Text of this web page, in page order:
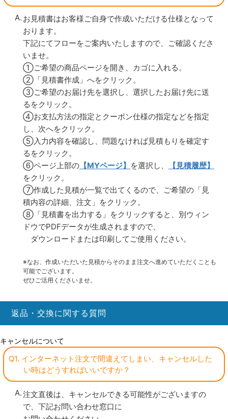
お見積書はお客様ご自身で作成いただける仕様となって
おります。
下記にてフローをご案内いたしますので、ご確認くださ
いませ。
①ご希望の商品ページを開き、カゴに入れる。
②「見積書作成」へをクリック。
③ご希望のお届け先を選択し、選択したお届け先に送
るをクリック。
④お支払方法の指定とクーポン仕様の指定などを指定
し、次へをクリック。
⑤入力内容を確認し、問題なければ見積もりを確定す
るをクリック。
⑥ページ上部の【MYページ】 を選択し、
【見積履歴】
をクリック。
⑦作成した見積が一覧で出てくるので、ご希望の「見
積内容の詳細、注文」をクリック。
⑧「見積書を出力する」をクリックすると、別ウィン
ドウでPDFデータが生成されますので、
ダウンロードまたは印刷してご使用ください。
※なお、作成いただいた見積からそのまま注文へ進めていただくことも
可能でございます。
ぜひご活用くださいませ。
返品・交換に関する質問
キャンセルについて
Q1. インターネット注文で間違えてしまい、キャンセルした
い時はどうすればいいですか？
注文直後は、キャンセルできる可能性がございますの
で、下記お問い合わせ窓口に